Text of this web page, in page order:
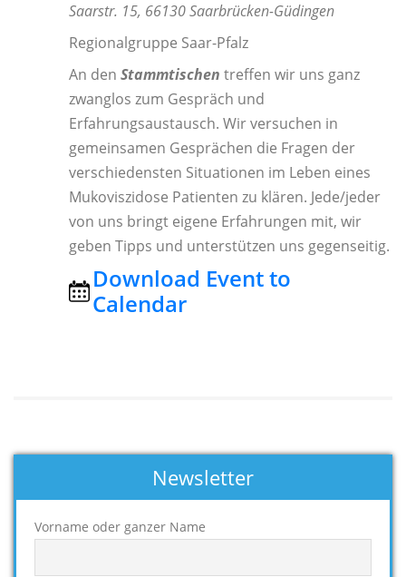
Saarstr. 15, 66130 Saarbrücken-Güdingen
Regionalgruppe Saar-Pfalz
An den Stammtischen treffen wir uns ganz
zwanglos zum Gespräch und
Erfahrungsaustausch. Wir versuchen in
gemeinsamen Gesprächen die Fragen der
verschiedensten Situationen im Leben eines
Mukoviszidose Patienten zu klären. Jede/jeder
von uns bringt eigene Erfahrungen mit, wir
geben Tipps und unterstützen uns gegenseitig.
Download Event to
Calendar
Newsletter
Vorname oder ganzer Name